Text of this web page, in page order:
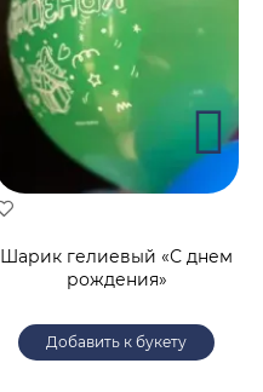
Шарик гелиевый «С днем
рождения»
Добавить к букету